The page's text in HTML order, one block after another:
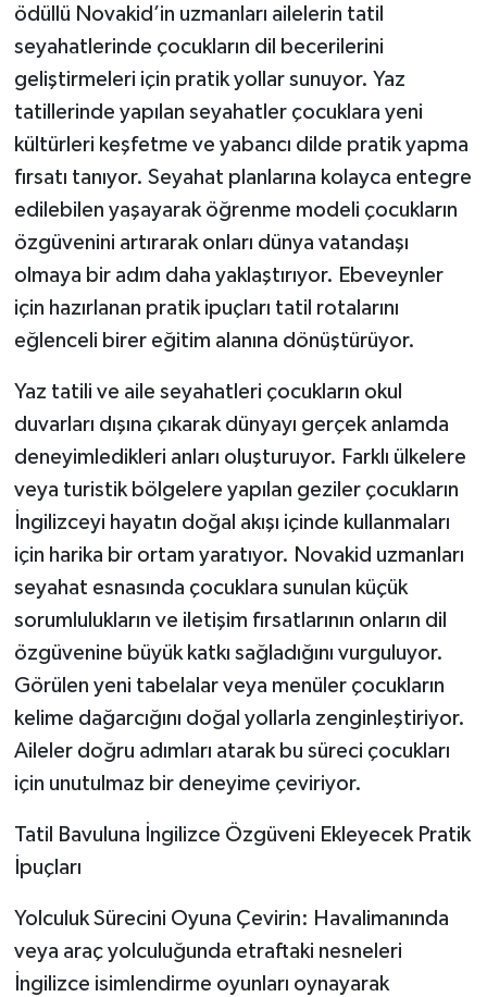
ödüllü Novakid’in uzmanları ailelerin tatil
seyahatlerinde çocukların dil becerilerini
geliştirmeleri için pratik yollar sunuyor. Yaz
tatillerinde yapılan seyahatler çocuklara yeni
kültürleri keşfetme ve yabancı dilde pratik yapma
fırsatı tanıyor. Seyahat planlarına kolayca entegre
edilebilen yaşayarak öğrenme modeli çocukların
özgüvenini artırarak onları dünya vatandaşı
olmaya bir adım daha yaklaştırıyor. Ebeveynler
için hazırlanan pratik ipuçları tatil rotalarını
eğlenceli birer eğitim alanına dönüştürüyor.
Yaz tatili ve aile seyahatleri çocukların okul
duvarları dışına çıkarak dünyayı gerçek anlamda
deneyimledikleri anları oluşturuyor. Farklı ülkelere
veya turistik bölgelere yapılan geziler çocukların
İngilizceyi hayatın doğal akışı içinde kullanmaları
için harika bir ortam yaratıyor. Novakid uzmanları
seyahat esnasında çocuklara sunulan küçük
sorumlulukların ve iletişim fırsatlarının onların dil
özgüvenine büyük katkı sağladığını vurguluyor.
Görülen yeni tabelalar veya menüler çocukların
kelime dağarcığını doğal yollarla zenginleştiriyor.
Aileler doğru adımları atarak bu süreci çocukları
için unutulmaz bir deneyime çeviriyor.
Tatil Bavuluna İngilizce Özgüveni Ekleyecek Pratik
İpuçları
Yolculuk Sürecini Oyuna Çevirin: Havalimanında
veya araç yolculuğunda etraftaki nesneleri
İngilizce isimlendirme oyunları oynayarak